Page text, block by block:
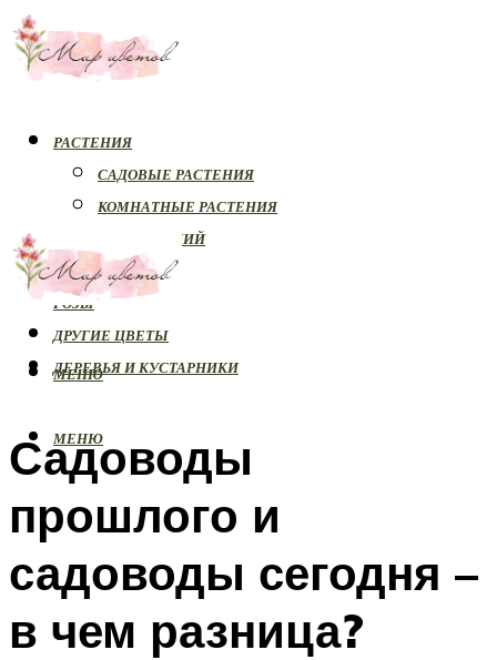
РАСТЕНИЯ
САДОВЫЕ РАСТЕНИЯ
КОМНАТНЫЕ РАСТЕНИЯ
БОЛЕЗНИ РАСТЕНИЙ
ОРХИДЕИ
РОЗЫ
ДРУГИЕ ЦВЕТЫ
ДЕРЕВЬЯ И КУСТАРНИКИ
МЕНЮ
МЕНЮ
Садоводы
прошлого и
садоводы сегодня –
в чем разница?